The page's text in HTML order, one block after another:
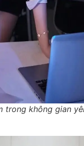
trong không gian